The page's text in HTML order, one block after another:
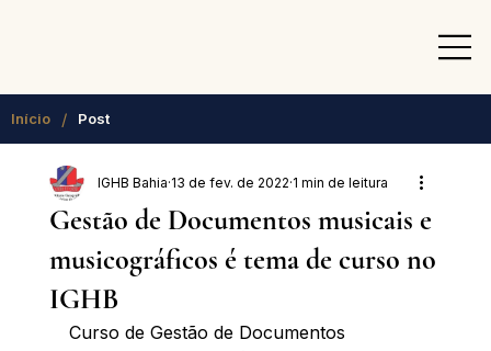
Início / Post
Gestão de Documentos musicais e
musicográficos é tema de curso no
IGHB
IGHB Bahia 13 de fev. de 2022 1 min de leitura
Curso de Gestão de Documentos